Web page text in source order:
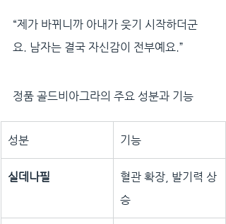
“제가 바뀌니까 아내가 웃기 시작하더군
요. 남자는 결국 자신감이 전부예요.”
정품 골드비아그라의 주요 성분과 기능
성분 기능
실데나필
혈관 확장, 발기력 상
승